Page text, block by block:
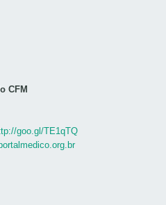
CFM
goo.gl/TE1qTQ